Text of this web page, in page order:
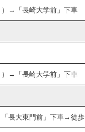
）→「長崎大学前」下車
）→「長崎大学前」下車
長大東門前」下車→徒歩